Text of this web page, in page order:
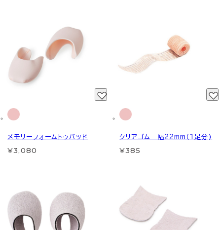
メモリーフォームトゥパッド
¥3,080
クリアゴム 幅22mm（1足分)
¥385